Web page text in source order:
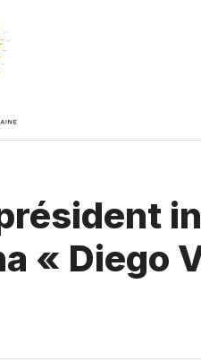
« Diego